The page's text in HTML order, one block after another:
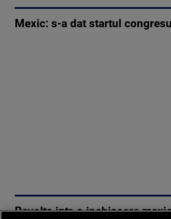
Mexic: s-a dat startul
Revolta intr-o inchisoare